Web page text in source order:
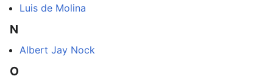
Luis de Molina
N
Albert Jay Nock
O